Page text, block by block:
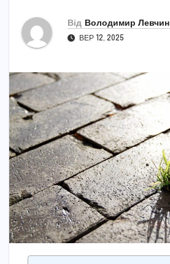
Від Володимир Левчин
ВЕР 12, 2025